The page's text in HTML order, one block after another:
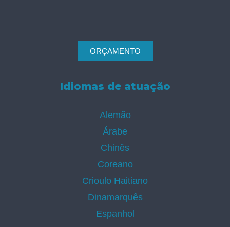
ORÇAMENTO
Idiomas de atuação
Alemão
Árabe
Chinês
Coreano
Crioulo Haitiano
Dinamarquês
Espanhol